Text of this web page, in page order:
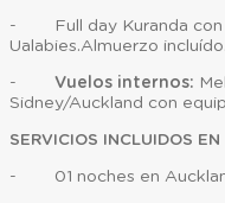
- Full day Kuranda con
Ualabies.Almuerzo incluído.
- Vuelos internos:
Sidney/Auckland con
SERVICIOS INCLUIDOS
- 01 noches en